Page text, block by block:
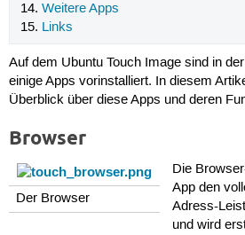
Weitere Apps
Links
Auf dem Ubuntu Touch Image sind in
einige Apps vorinstalliert. In diesem
Überblick über diese Apps und deren
Browser
Der Browser
Die
App den
Adress-
und wird